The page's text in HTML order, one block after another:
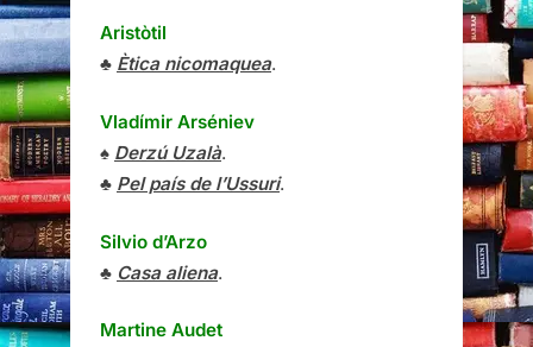
Aristòtil
♣ Ètica nicomaquea.
Vladímir Arséniev
♠ Derzú Uzalà.
♣ Pel país de l’Ussuri.
Silvio d’Arzo
♣ Casa aliena.
Martine Audet